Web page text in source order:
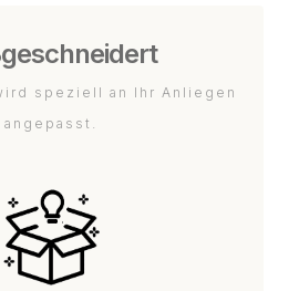
speziell an Ihr Anliegen
angepasst.